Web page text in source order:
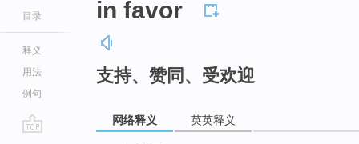
目录
释义
用法
例句
in favor
支持、赞同、受欢迎
网络释义 英英释义